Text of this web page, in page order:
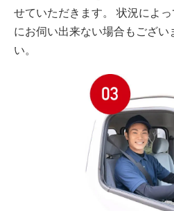
せていただきます。 状況によ
にお伺い出来ない場合もござい
い。